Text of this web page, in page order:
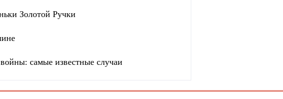
Золотой Ручки
самые известные случаи